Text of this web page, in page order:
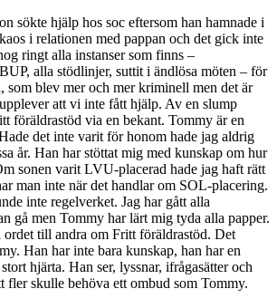
sökte hjälp hos soc eftersom han hamnade i
i relationen med pappan och det gick inte
ringt alla instanser som finns –
alla stödlinjer, suttit i ändlösa möten – för
som blev mer och mer kriminell men det är
att vi inte fått hjälp. Av en slump
föräldrastöd via en bekant. Tommy är en
det inte varit för honom hade jag aldrig
år. Han har stöttat mig med kunskap om hur
sonen varit LVU-placerad hade jag haft rätt
man inte när det handlar om SOL-placering.
inte regelverket. Jag har gått alla
gå men Tommy har lärt mig tyda alla papper.
ordet till andra om Fritt föräldrastöd. Det
Han har inte bara kunskap, han har en
hjärta. Han ser, lyssnar, ifrågasätter och
fler skulle behöva ett ombud som Tommy.